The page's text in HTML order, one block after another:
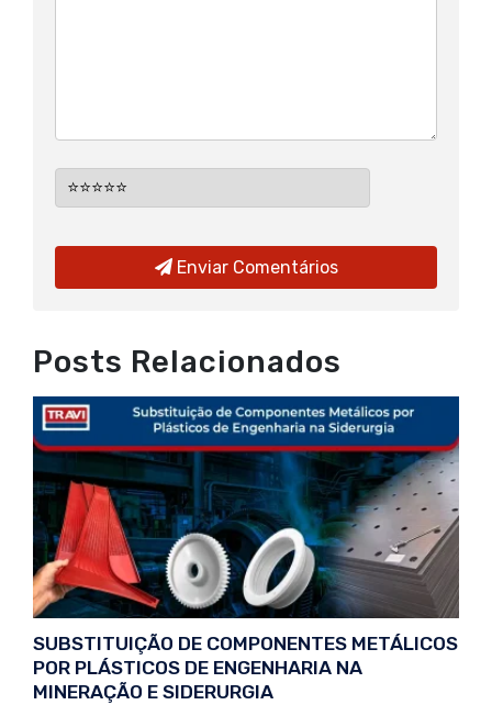
Enviar Comentários
Posts Relacionados
SUBSTITUIÇÃO DE COMPONENTES METÁLICOS
POR PLÁSTICOS DE ENGENHARIA NA
MINERAÇÃO E SIDERURGIA